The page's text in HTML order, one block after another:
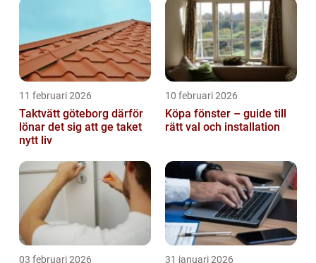
11 februari 2026
Taktvätt göteborg därför
lönar det sig att ge taket
nytt liv
10 februari 2026
Köpa fönster – guide till
rätt val och installation
03 februari 2026 31 januari 2026